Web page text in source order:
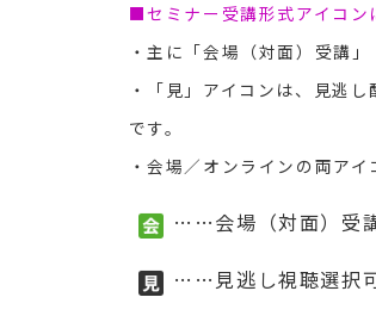
■セミナー受講形式アイコ
・主に「会場（対面）受講
・「見」アイコンは、見逃
です。
・会場／オンラインの両ア
……会場（対面）受
……見逃し視聴選択